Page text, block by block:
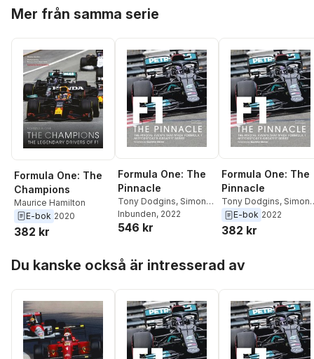
Mer från samma serie
Formula One: The
Champions
Maurice Hamilton
E-bok 2020
382 kr
Formula One: The
Pinnacle
Tony Dodgins, Simon
Arron,Guenther Steiner
Inbunden, 2022
546 kr
Formula One: The
Pinnacle
Tony Dodgins, Simon
Arron,Guenther
E-bok 2022
382 kr
Du kanske också är intresserad av